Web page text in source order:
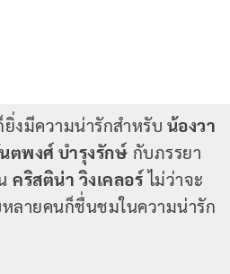
งมีความน่ารักสำหรับ น้องวา
ตพงศ์ บำรุงรักษ์ กับภรรยา
คริสติน่า วิงเคลอร์ ไม่ว่าจะ
ลายคนก็ชื่นชมในความน่ารัก